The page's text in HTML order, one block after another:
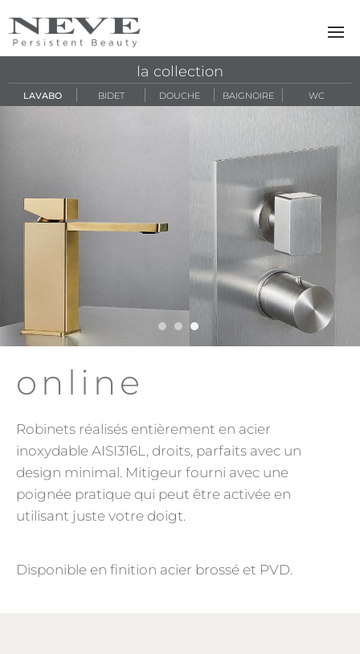
Skip to main content
viva
online
Robinets réalisés entièrement en acier
inoxydable AISI316L, droits, parfaits avec un
design minimal. Mitigeur fourni avec une
poignée pratique qui peut être activée en
utilisant juste votre doigt.
Disponible en finition acier brossé et PVD.
la collection
LAVABO BIDET DOUCHE BAIGNOIRE WC